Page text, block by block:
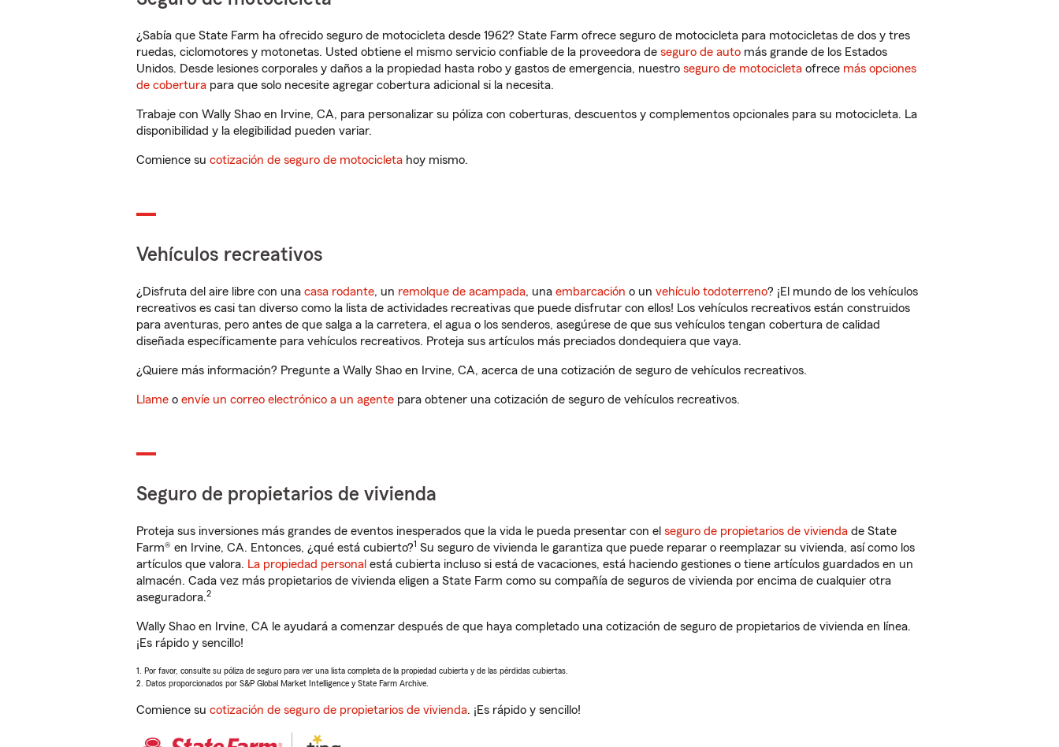
¿Sabía que State Farm ha ofrecido seguro de motocicleta desde 1962? State Farm ofrece seguro de motocicleta para motocicletas de dos y tres
ruedas, ciclomotores y motonetas. Usted obtiene el mismo servicio confiable de la proveedora de seguro de auto más grande de los Estados
Unidos. Desde lesiones corporales y daños a la propiedad hasta robo y gastos de emergencia, nuestro seguro de motocicleta ofrece más opciones
de cobertura para que solo necesite agregar cobertura adicional si la necesita.
Trabaje con Wally Shao en Irvine, CA, para personalizar su póliza con coberturas, descuentos y complementos opcionales para su motocicleta. La
disponibilidad y la elegibilidad pueden variar.
Comience su cotización de seguro de motocicleta hoy mismo.
Vehículos recreativos
¿Disfruta del aire libre con una casa rodante, un remolque de acampada, una embarcación o un vehículo todoterreno? ¡El mundo de los vehículos
recreativos es casi tan diverso como la lista de actividades recreativas que puede disfrutar con ellos! Los vehículos recreativos están construidos
para aventuras, pero antes de que salga a la carretera, el agua o los senderos, asegúrese de que sus vehículos tengan cobertura de calidad
diseñada específicamente para vehículos recreativos. Proteja sus artículos más preciados dondequiera que vaya.
¿Quiere más información? Pregunte a Wally Shao en Irvine, CA, acerca de una cotización de seguro de vehículos recreativos.
Llame o envíe un correo electrónico a un agente para obtener una cotización de seguro de vehículos recreativos.
Seguro de propietarios de vivienda
Proteja sus inversiones más grandes de eventos inesperados que la vida le pueda presentar con el seguro de propietarios de vivienda de State
Farm® en Irvine, CA. Entonces, ¿qué está cubierto?1 Su seguro de vivienda le garantiza que puede reparar o reemplazar su vivienda, así como los
artículos que valora. La propiedad personal está cubierta incluso si está de vacaciones, está haciendo gestiones o tiene artículos guardados en un
almacén. Cada vez más propietarios de vivienda eligen a State Farm como su compañía de seguros de vivienda por encima de cualquier otra
aseguradora.2
Wally Shao en Irvine, CA le ayudará a comenzar después de que haya completado una cotización de seguro de propietarios de vivienda en línea.
¡Es rápido y sencillo!
1. Por favor, consulte su póliza de seguro para ver una lista completa de la propiedad cubierta y de las pérdidas cubiertas.
2. Datos proporcionados por S&P Global Market Intelligence y State Farm Archive.
Comience su cotización de seguro de propietarios de vivienda. ¡Es rápido y sencillo!